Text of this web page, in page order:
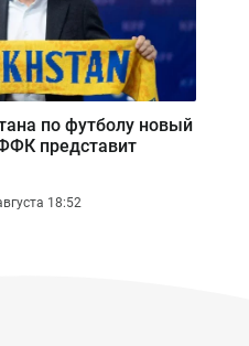
по футболу новый
представит
18:52